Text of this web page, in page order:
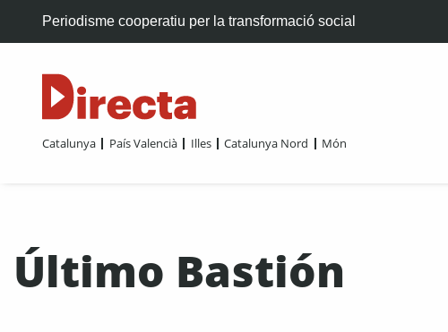
Periodisme cooperatiu per la transformació social
Catalunya País Valencià Illes Catalunya Nord Món
Último Bastión